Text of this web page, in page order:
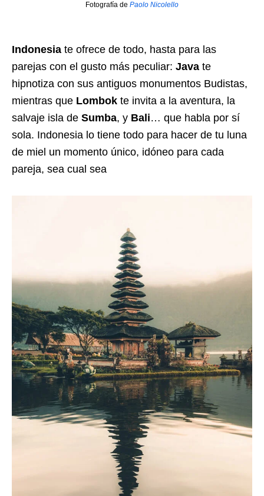
Fotografía de Paolo Nicolello
Indonesia te ofrece de todo, hasta para las
parejas con el gusto más peculiar: Java te
hipnotiza con sus antiguos monumentos Budistas,
mientras que Lombok te invita a la aventura, la
salvaje isla de Sumba, y Bali… que habla por sí
sola. Indonesia lo tiene todo para hacer de tu luna
de miel un momento único, idóneo para cada
pareja, sea cual sea